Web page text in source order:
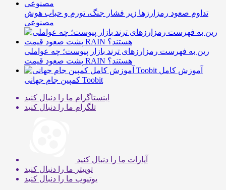
تداوم صعود رمزارزها زیر فشار جنگ، تورم و حباب هوش
مصنوعی
رین به فهرست رمزارزهای ترند بازار پیوست؛ چه عواملی
پشت صعود قیمت RAIN هستند؟
آموزش کامل
کمپین جام جهانی Toobit
اینستاگرام ما را دنبال کنید
تلگرام ما را دنبال کنید
آپارات ما را دنبال کنید
توییتر ما را دنبال کنید
یوتیوب ما را دنبال کنید